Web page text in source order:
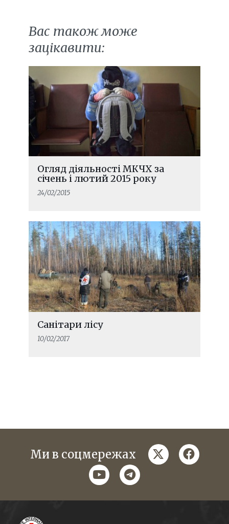
Вас також може
зацікавити:
Огляд діяльності МКЧХ за
січень і лютий 2015 року
24/02/2015
Санітари лісу
10/02/2017
Ми в соцмережах twitter
youtubetelegram